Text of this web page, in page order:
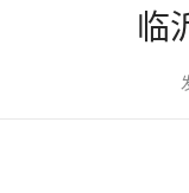
临